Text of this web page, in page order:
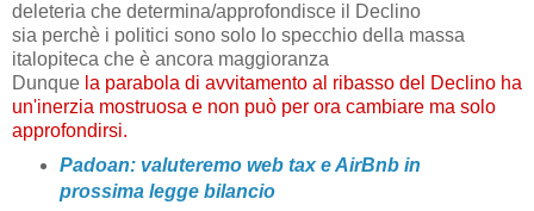
deleteria che determina/approfondisce il Declino
sia perchè i politici sono solo lo specchio della massa
italopiteca che è ancora maggioranza
Dunque la parabola di avvitamento al ribasso del Declino ha
un'inerzia mostruosa e non può per ora cambiare ma solo
approfondirsi.
Padoan: valuteremo web tax e AirBnb in
prossima legge bilancio